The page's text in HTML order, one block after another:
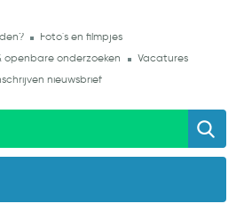
Foto's en filmpjes
openbare onderzoeken
Vacatures
nieuwsbrief